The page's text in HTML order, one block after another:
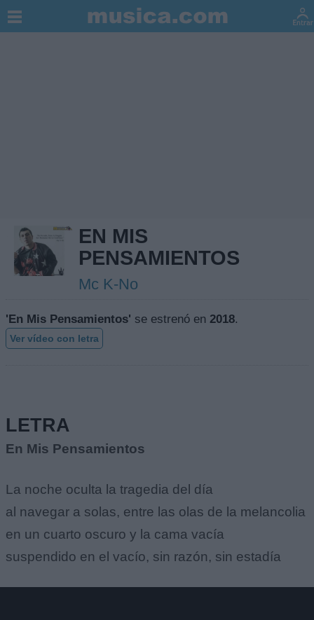
EN MIS
PENSAMIENTOS
Mc K-No
'En Mis Pensamientos' se estrenó en 2018.
Ver vídeo con letra
LETRA
En Mis Pensamientos
La noche oculta la tragedia del día
al navegar a solas, entre las olas de la melancolia
en un cuarto oscuro y la cama vacía
suspendido en el vacío, sin razón, sin estadía